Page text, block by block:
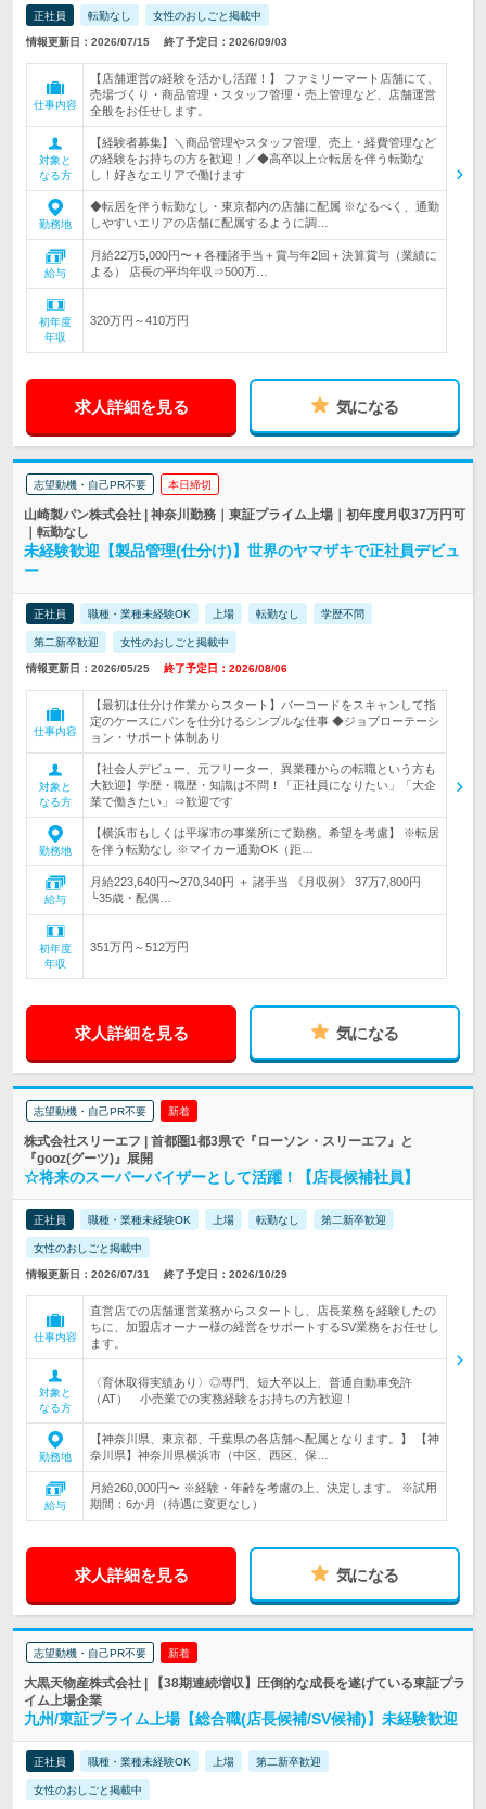
正社員 転勤なし 女性のおしごと掲載中
情報更新日：2026/07/15 終了予定日：2026/09/03
仕事内容
【店舗運営の経験を活かし活躍！】 ファミリーマート店舗にて、
売場づくり・商品管理・スタッフ管理・売上管理など、店舗運営
全般をお任せします。
対象と
なる方
【経験者募集】＼商品管理やスタッフ管理、売上・経費管理など
の経験をお持ちの方を歓迎！／◆高卒以上☆転居を伴う転勤な
し！好きなエリアで働けます
勤務地
◆転居を伴う転勤なし・東京都内の店舗に配属 ※なるべく、通勤
しやすいエリアの店舗に配属するように調…
給与
月給22万5,000円〜＋各種諸手当＋賞与年2回＋決算賞与（業績に
よる） 店長の平均年収⇒500万…
初年度
年収
320万円～410万円
求人詳細を見る 気になる
志望動機・自己PR不要 本日締切
山崎製パン株式会社 | 神奈川勤務｜東証プライム上場｜初年度月収37万円可
｜転勤なし
未経験歓迎【製品管理(仕分け)】世界のヤマザキで正社員デビュ
ー
正社員 職種・業種未経験OK 上場 転勤なし 学歴不問
第二新卒歓迎 女性のおしごと掲載中
情報更新日：2026/05/25 終了予定日：2026/08/06
仕事内容
【最初は仕分け作業からスタート】バーコードをスキャンして指
定のケースにパンを仕分けるシンプルな仕事 ◆ジョブローテーシ
ョン・サポート体制あり
対象と
なる方
【社会人デビュー、元フリーター、異業種からの転職という方も
大歓迎】学歴・職歴・知識は不問！「正社員になりたい」「大企
業で働きたい」⇒歓迎です
勤務地
【横浜市もしくは平塚市の事業所にて勤務。希望を考慮】 ※転居
を伴う転勤なし ※マイカー通勤OK（距…
給与
月給223,640円〜270,340円 ＋ 諸手当 《月収例》 37万7,800円
└35歳・配偶…
初年度
年収
351万円～512万円
求人詳細を見る 気になる
志望動機・自己PR不要 新着
株式会社スリーエフ | 首都圏1都3県で『ローソン・スリーエフ』と
『gooz(グーツ)』展開
☆将来のスーパーバイザーとして活躍！【店長候補社員】
正社員 職種・業種未経験OK 上場 転勤なし 第二新卒歓迎
女性のおしごと掲載中
情報更新日：2026/07/31 終了予定日：2026/10/29
仕事内容
直営店での店舗運営業務からスタートし、店長業務を経験したの
ちに、加盟店オーナー様の経営をサポートするSV業務をお任せし
ます。
対象と
なる方
〈育休取得実績あり〉◎専門、短大卒以上、普通自動車免許
（AT） 小売業での実務経験をお持ちの方歓迎！
勤務地
【神奈川県、東京都、千葉県の各店舗へ配属となります。】 【神
奈川県】神奈川県横浜市（中区、西区、保…
給与
月給260,000円〜 ※経験・年齢を考慮の上、決定します。 ※試用
期間：6か月（待遇に変更なし）
求人詳細を見る 気になる
志望動機・自己PR不要 新着
大黒天物産株式会社 | 【38期連続増収】圧倒的な成長を遂げている東証プラ
イム上場企業
九州/東証プライム上場【総合職(店長候補/SV候補)】未経験歓迎
正社員 職種・業種未経験OK 上場 第二新卒歓迎
女性のおしごと掲載中